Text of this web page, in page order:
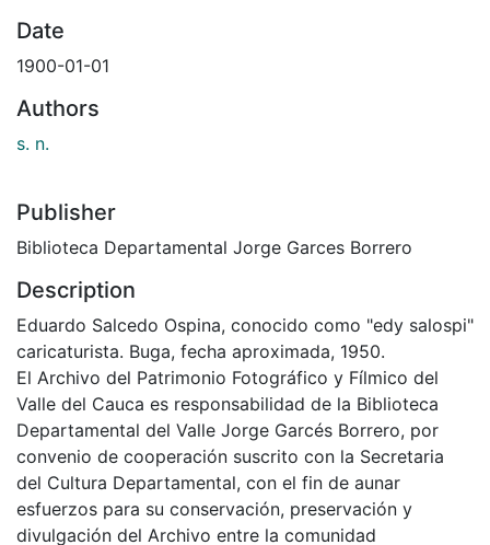
Date
1900-01-01
Authors
s. n.
Publisher
Biblioteca Departamental Jorge Garces Borrero
Description
Eduardo Salcedo Ospina, conocido como "edy salospi"
caricaturista. Buga, fecha aproximada, 1950.
El Archivo del Patrimonio Fotográfico y Fílmico del
Valle del Cauca es responsabilidad de la Biblioteca
Departamental del Valle Jorge Garcés Borrero, por
convenio de cooperación suscrito con la Secretaria
del Cultura Departamental, con el fin de aunar
esfuerzos para su conservación, preservación y
divulgación del Archivo entre la comunidad